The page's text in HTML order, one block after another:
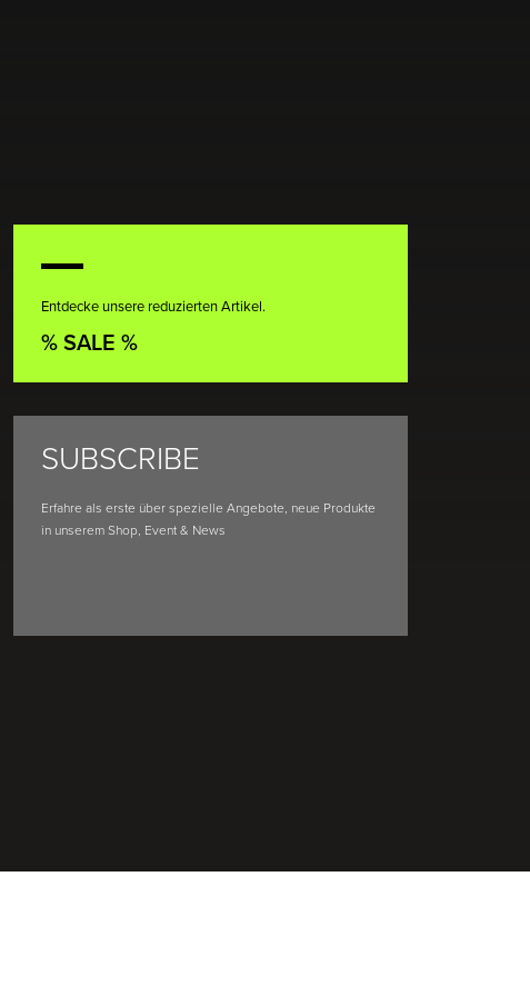
Entdecke unsere reduzierten Artikel.
% SALE %
SUBSCRIBE
Erfahre als erste über spezielle Angebote, neue Produkte
in unserem Shop, Event & News